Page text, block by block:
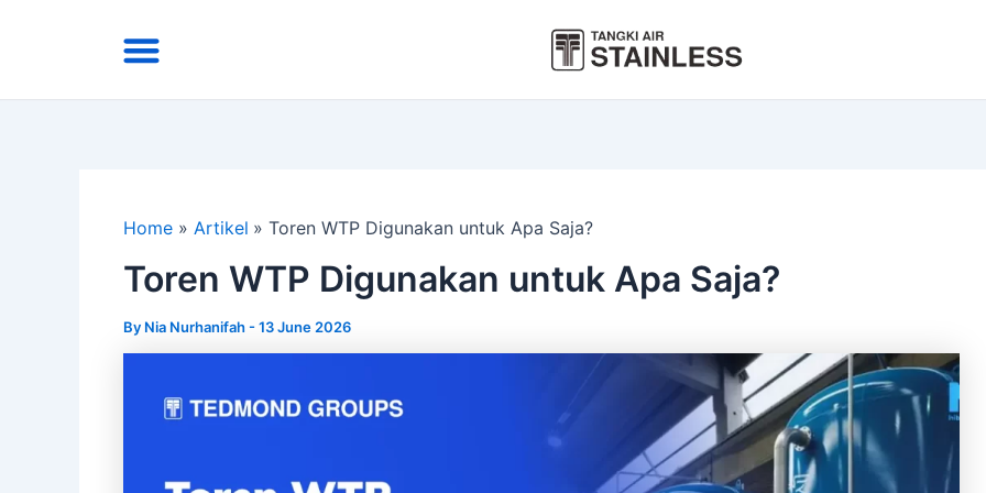
Menu
Home Artikel Toren WTP Digunakan untuk Apa Saja?
Toren WTP Digunakan untuk Apa Saja?
By Nia Nurhanifah-13 June 2026